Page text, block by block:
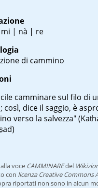
| nà | re
di cammino
camminare sul filo di
così, dice il saggio, è
verso la salvezza"
voce CAMMINAREdel
con licenza Creative
riportati non sono in alcun